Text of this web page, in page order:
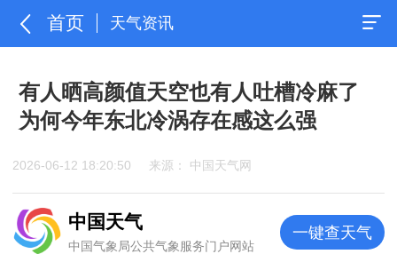
首页 天气资讯
有人晒高颜值天空也有人吐槽冷麻了
为何今年东北冷涡存在感这么强
2026-06-12 18:20:50 来源： 中国天气网
中国天气
中国气象局公共气象服务门户网站
一键查天气